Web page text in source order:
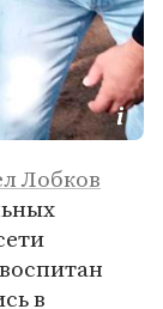
Лобков
в